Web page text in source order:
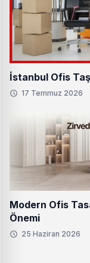
İstanbul Ofis
17 Temmuz 2026
Modern Ofis
Önemi
25 Haziran 2026